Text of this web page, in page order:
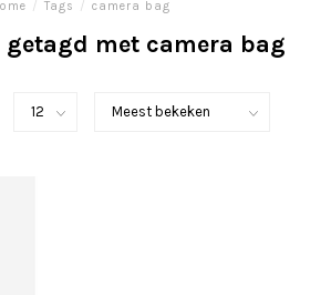
/ Tags / camera bag
getagd met camera bag